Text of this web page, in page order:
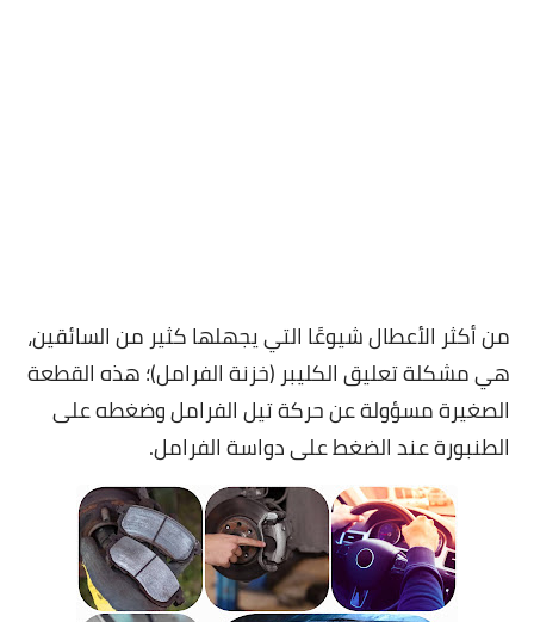
من أكثر الأعطال شيوعًا التي يجهلها كثير من السائقين،
هي مشكلة تعليق الكليبر (خزنة الفرامل)؛ هذه القطعة
الصغيرة مسؤولة عن حركة تيل الفرامل وضغطه على
الطنبورة عند الضغط على دواسة الفرامل.